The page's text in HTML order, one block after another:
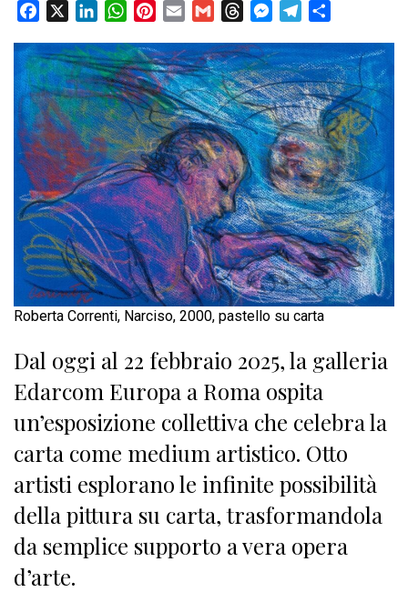
Facebook LinkedInWhatsAppPinterest
Email Gmail ThreadsMessenger
Telegram
Roberta Correnti, Narciso, 2000, pastello su carta
Dal oggi al 22 febbraio 2025, la galleria
Edarcom Europa a Roma ospita
un’esposizione collettiva che celebra la
carta come medium artistico. Otto
artisti esplorano le infinite possibilità
della pittura su carta, trasformandola
da semplice supporto a vera opera
d’arte.